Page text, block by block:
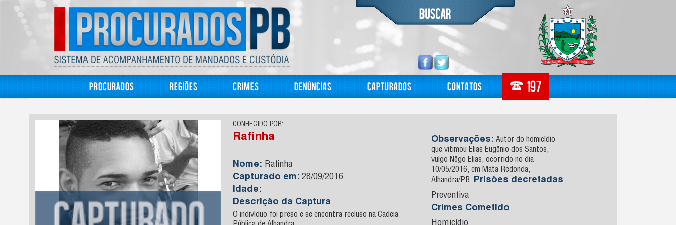
Procurados Regiões Crimes Denúncias Capturados Contatos
CONHECIDO POR:
Rafinha
Nome: Rafinha
Capturado em: 28/09/2016
Idade:
Descrição da Captura
O indivíduo foi preso e se encontra recluso na Cadeia
Observações: Autor do homicídio
que vitimou Elias Eugênio dos Santos,
vulgo Nêgo Elias, ocorrido no dia
10/05/2016, em Mata Redonda,
Alhandra/PB. Prisões decretadas
Preventiva
Crimes Cometido